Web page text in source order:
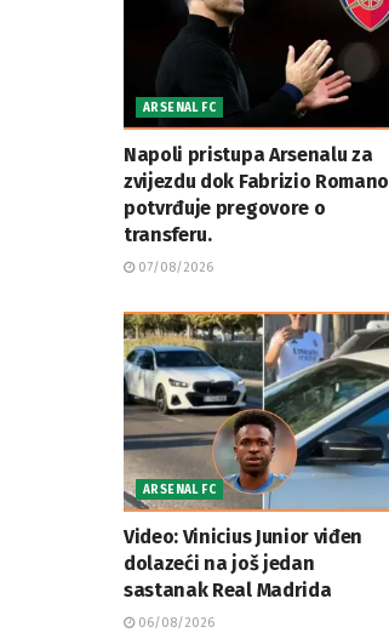
ARSENAL FC
Napoli pristupa Arsenalu za
zvijezdu dok Fabrizio Romano
potvrđuje pregovore o
transferu.
07/08/2026
ARSENAL FC
Video: Vinicius Junior viđen
dolazeći na još jedan
sastanak Real Madrida
06/08/2026